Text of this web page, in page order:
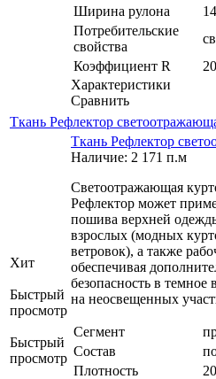
Ширина рулона
Потребительские
свойства
Коэффициент R
Характеристики
Сравнить
Ткань Рефлектор
Хит
Быстрый
просмотр
Быстрый
просмотр
Ткань Рефлектор
Наличие: 2 171 п.м
Светоотражающая
Рефлектор может
пошива верхней
взрослых (модных
ветровок), а также
обеспечивая
безопасность в темное
на неосвещенных
Сегмент
Состав
Плотность